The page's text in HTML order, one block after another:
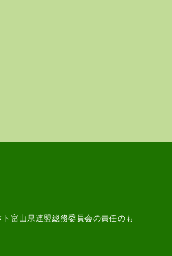
富山県連盟総務委員会の責任のも